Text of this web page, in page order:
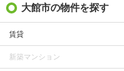
大館市の物件を探す
賃貸
新築マンション